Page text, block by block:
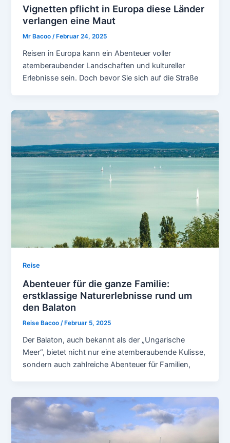
Vignetten pflicht in Europa diese Länder
verlangen eine Maut
Mr Bacoo/ Februar 24, 2025
Reisen in Europa kann ein Abenteuer voller
atemberaubender Landschaften und kultureller
Erlebnisse sein. Doch bevor Sie sich auf die Straße
Reise
Abenteuer für die ganze Familie:
erstklassige Naturerlebnisse rund um
den Balaton
Reise Bacoo /Februar 5, 2025
Der Balaton, auch bekannt als der „Ungarische
Meer“, bietet nicht nur eine atemberaubende Kulisse,
sondern auch zahlreiche Abenteuer für Familien,